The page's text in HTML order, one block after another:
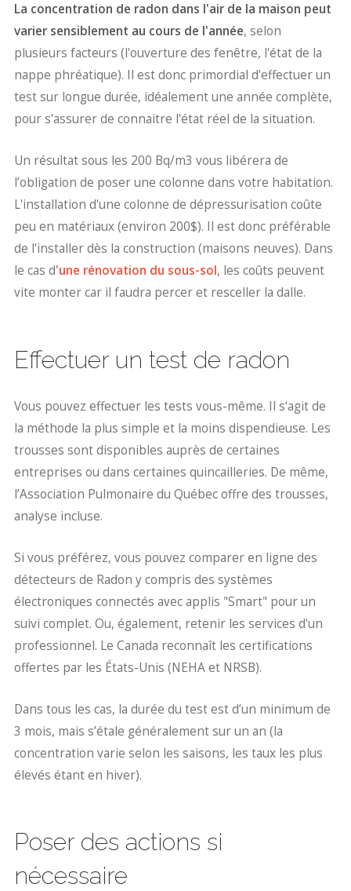
La concentration de radon dans l'air de la maison peut
varier sensiblement au cours de l'année, selon
plusieurs facteurs (l'ouverture des fenêtre, l'état de la
nappe phréatique). Il est donc primordial d'effectuer un
test sur longue durée, idéalement une année complète,
pour s'assurer de connaitre l'état réel de la situation.
Un résultat sous les 200 Bq/m3 vous libérera de
l’obligation de poser une colonne dans votre habitation.
L'installation d'une colonne de dépressurisation coûte
peu en matériaux (environ 200$). Il est donc préférable
de l'installer dès la construction (maisons neuves). Dans
le cas d'une rénovation du sous-sol, les coûts peuvent
vite monter car il faudra percer et resceller la dalle.
Effectuer un test de radon
Vous pouvez effectuer les tests vous-même. Il s‘agit de
la méthode la plus simple et la moins dispendieuse. Les
trousses sont disponibles auprès de certaines
entreprises ou dans certaines quincailleries. De même,
l’Association Pulmonaire du Québec offre des trousses,
analyse incluse.
Si vous préférez, vous pouvez comparer en ligne des
détecteurs de Radon y compris des systèmes
électroniques connectés avec applis "Smart" pour un
suivi complet. Ou, également, retenir les services d'un
professionnel. Le Canada reconnaît les certifications
offertes par les États-Unis (NEHA et NRSB).
Dans tous les cas, la durée du test est d’un minimum de
3 mois, mais s’étale généralement sur un an (la
concentration varie selon les saisons, les taux les plus
élevés étant en hiver).
Poser des actions si
nécessaire